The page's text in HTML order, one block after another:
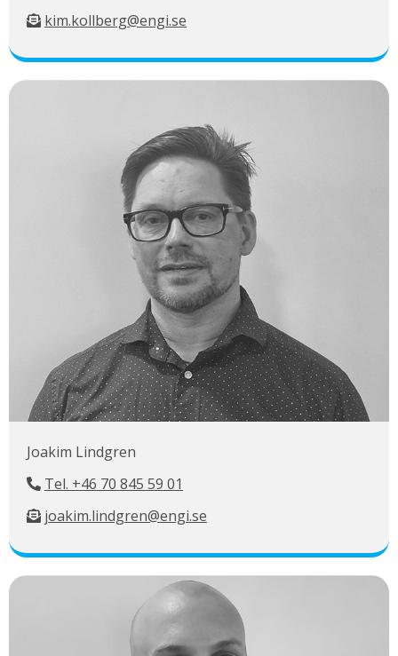
kim.kollberg@engi.se
Joakim Lindgren
Tel. +46 70 845 59 01
joakim.lindgren@engi.se